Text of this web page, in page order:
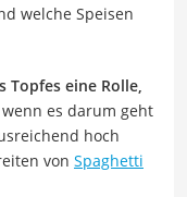
welche Speisen
eine Rolle,
wenn es darum geht
hoch
von Spaghetti